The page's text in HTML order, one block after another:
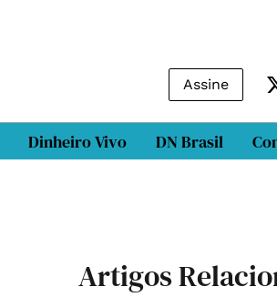
Assine
Dinheiro Vivo DN Brasil
Artigos